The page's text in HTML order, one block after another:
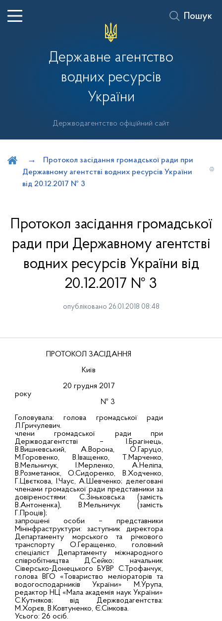
Державне агентство
водних ресурсів
України
Держводагентство офіційний сайт
Пошук
Протокол засідання громадської ради при
Державному агентстві водних ресурсів України
від 20.12.2017 № 3
Протокол засідання громадської
ради при Державному агентстві
водних ресурсів України від
20.12.2017 № 3
опубліковано 26.01.2018 08:48
ПРОТОКОЛ ЗАСІДАННЯ
Київ
20 грудня 2017
року
№ 3
Головувала: голова громадської ради
Л.Гричулевич.
члени громадської ради при
Держводагентстві – І.Брагінець,
В.Вишневський, А.Ворона, О.Гаруцо,
М.Горовенко, В.Іващенко, Т.Марченко,
В.Мельничук, І.Мерленко, А.Неліпа,
В.Розметанюк, О.Сидоренко, В.Ходченко,
Г.Цвєткова, І.Чаус, А.Шевченко; делеговані
членами громадської ради представники за
довіреностями: С.Зіньковська (замість
В.Антоненка), В.Мельничук (замість
Г.Проців);
запрошені особи – представники
Мінінфраструктури: заступник директора
Департаменту морського та річкового
транспорту О.Геращенко, головний
спеціаліст Департаменту міжнародного
співробітництва Д.Сейко; начальник
Сіверсько-Донецького БУВР С.Трофанчук,
голова ВГО «Товариство меліораторів та
водогосподарників України» М.Урупа,
редактор НЦ «Мала академія наук України»
С.Кутняков; від Держводагентства:
М.Хорєв, В.Ковтуненко, Є.Сімкова.
Усього: 26 осіб.